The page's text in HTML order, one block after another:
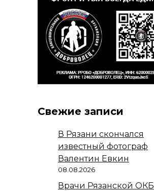
Свежие записи
В Рязани скончался
известный фотограф
Валентин Евкин
08.08.2026
Врачи Рязанской ОКБ